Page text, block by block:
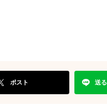
ポスト 送る